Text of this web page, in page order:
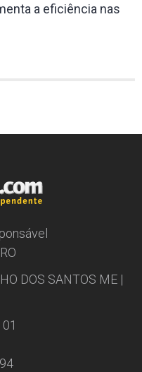
a eficiência nas
DOS SANTOS ME |